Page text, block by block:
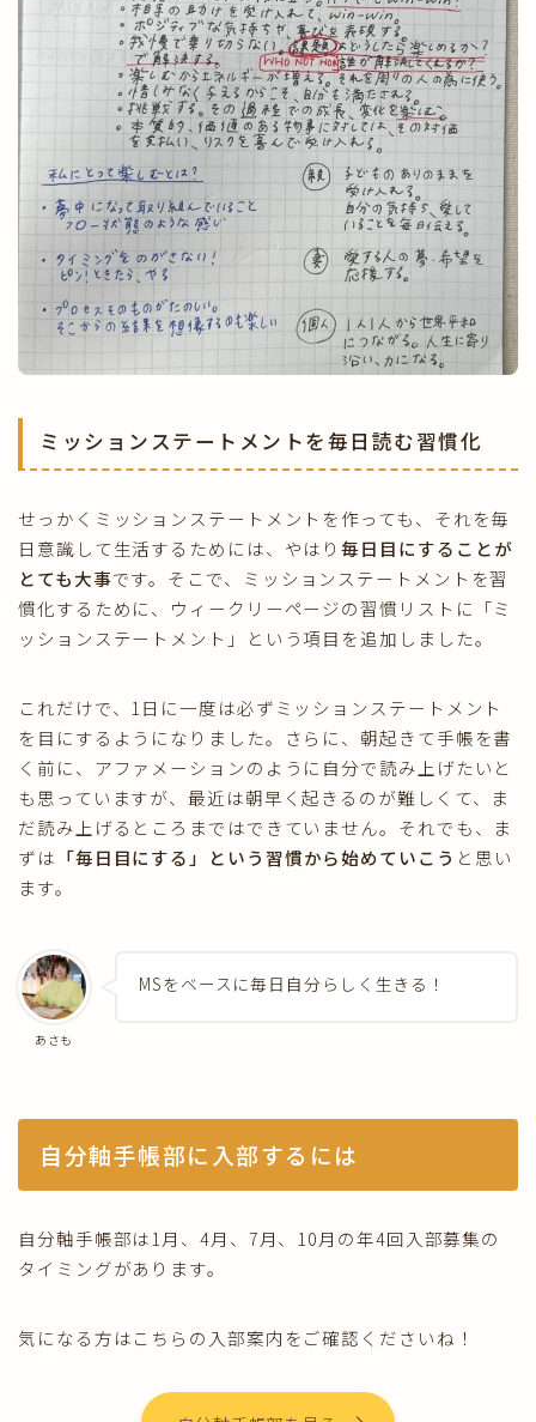
ミッションステートメントを毎日読む習慣化
せっかくミッションステートメントを作っても、それを毎
日意識して生活するためには、やはり毎日目にすることが
とても大事です。そこで、ミッションステートメントを習
慣化するために、ウィークリーページの習慣リストに「ミ
ッションステートメント」という項目を追加しました。
これだけで、1日に一度は必ずミッションステートメント
を目にするようになりました。さらに、朝起きて手帳を書
く前に、アファメーションのように自分で読み上げたいと
も思っていますが、最近は朝早く起きるのが難しくて、ま
だ読み上げるところまではできていません。それでも、ま
ずは 「毎日目にする」という習慣から始めていこう と思い
ます。
あさも
MSをベースに毎日自分らしく生きる！
自分軸手帳部に入部するには
自分軸手帳部は1月、4月、7月、10月の年4回入部募集の
タイミングがあります。
気になる方はこちらの入部案内をご確認くださいね！